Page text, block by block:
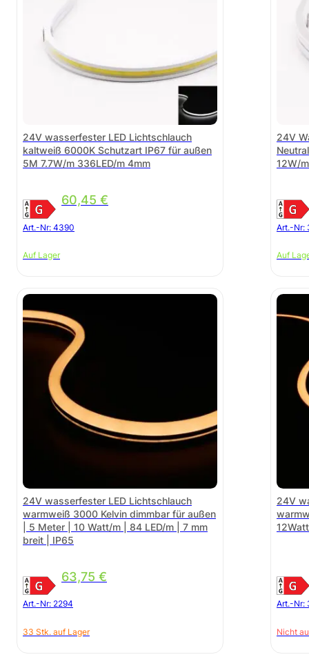
24V wasserfester LED Lichtschlauch
kaltweiß 6000K Schutzart IP67 für außen
5M 7.7W/m 336LED/m 4mm
60,45 €
Art.-Nr: 4390
Auf Lager
24V
12W/
Art.-Nr:
Auf
24V wasserfester LED Lichtschlauch
warmweiß 3000 Kelvin dimmbar für außen
| 5 Meter | 10 Watt/m | 84 LED/m | 7 mm
breit | IP65
63,75 €
Art.-Nr: 2294
33 Stk. auf Lager
24V
Art.-Nr:
Nicht